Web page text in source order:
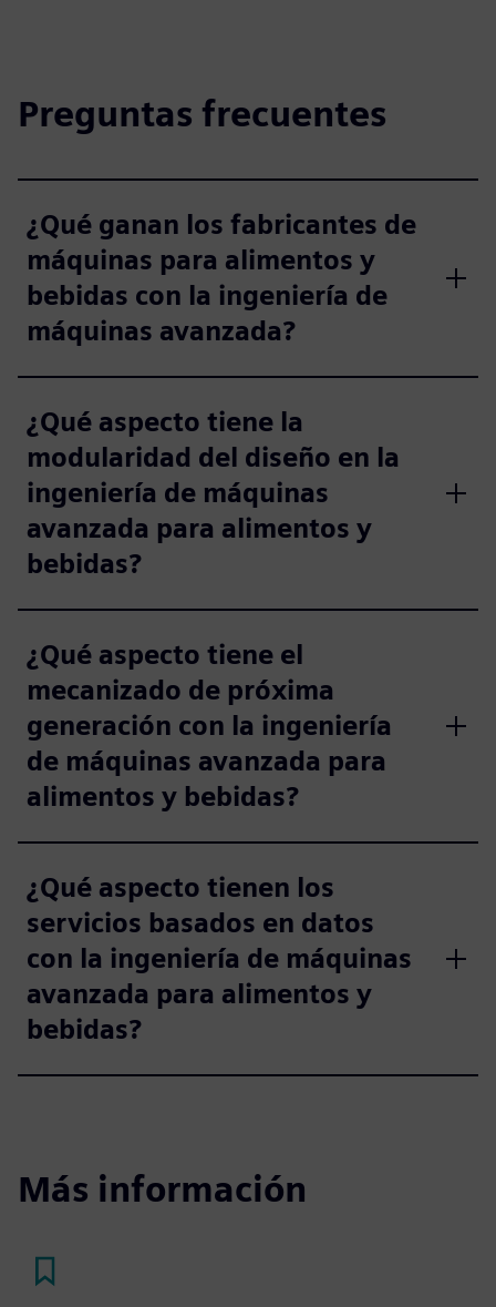
Preguntas frecuentes
¿Qué ganan los fabricantes de
máquinas para alimentos y
bebidas con la ingeniería de
máquinas avanzada?
¿Qué aspecto tiene la
modularidad del diseño en la
ingeniería de máquinas
avanzada para alimentos y
bebidas?
¿Qué aspecto tiene el
mecanizado de próxima
generación con la ingeniería
de máquinas avanzada para
alimentos y bebidas?
¿Qué aspecto tienen los
servicios basados en datos
con la ingeniería de máquinas
avanzada para alimentos y
bebidas?
Más información